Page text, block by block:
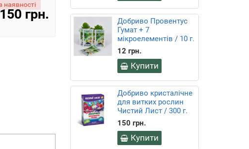
наявності
грн.
Добриво Провентус
Гумат + 7
мікроелементів / 10 г.
12 грн.
Купити
Добриво кристалічне
для витких рослин
Чистий Лист / 300 г.
150 грн.
Купити